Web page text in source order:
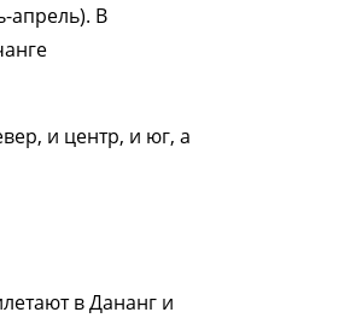
апрель). В
и центр, и юг, а
в Дананг и